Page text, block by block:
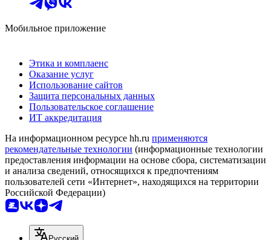
Мобильное приложение
Этика и комплаенс
Оказание услуг
Использование сайтов
Защита персональных данных
Пользовательское соглашение
ИТ аккредитация
На информационном ресурсе hh.ru применяются
рекомендательные технологии (информационные технологии
предоставления информации на основе сбора, систематизации
и анализа сведений, относящихся к предпочтениям
пользователей сети «Интернет», находящихся на территории
Российской Федерации)